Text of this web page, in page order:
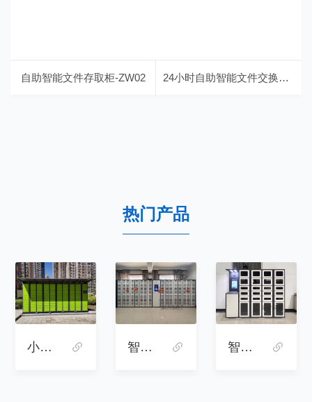
自助智能文件存取柜-ZW02 24小时自助智能文件交换柜-ZW04
热门产品
智能物料管理柜-GJWL01 智能工具管理柜-GJWL02 智能工具物料柜-GJWL03